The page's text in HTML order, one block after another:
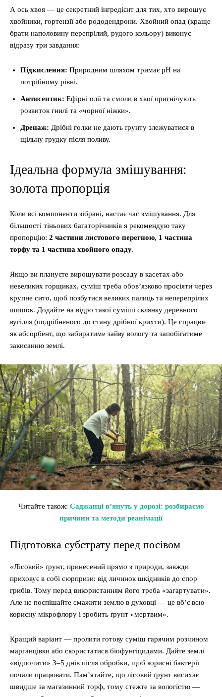
А ось хвоя — це секретний інгредієнт для тих, хто вирощує
хвойники, гортензії або рододендрони. Хвойний опад (краще
брати наполовину перепрілий, рудого кольору) виконує
відразу три завдання:
Підкислення: Природним шляхом тримає pH на
потрібному рівні.
Антисептик: Ефірні олії та смоли в хвої пригнічують
розвиток гнилі та «чорної ніжки».
Дренаж: Дрібні голки не дають ґрунту злежуватися в
щільну грудку після поливу.
Ідеальна формула змішування:
золота пропорція
Коли всі компоненти зібрані, настає час змішування. Для
більшості тіньових багаторічників я рекомендую таку
пропорцію: 2 частини листового перегною, 1 частина
торфу та 1 частина хвойного опаду.
Якщо ви плануєте вирощувати розсаду в касетах або
невеликих горщиках, суміш треба обов’язково просіяти через
крупне сито, щоб позбутися великих палиць та неперепрілих
шишок. Додайте на відро такої суміші склянку деревного
вугілля (подрібненого до стану дрібної крихти). Це спрацює
як абсорбент, що забиратиме зайву вологу та запобігатиме
закисанню землі.
Читайте також: Саджанці в’януть у дорозі: розбираємо
причини та методи реанімації
Підготовка субстрату перед посівом
«Лісовий» ґрунт, принесений прямо з природи, завжди
приховує в собі сюрпризи: від личинок шкідників до спор
грибів. Тому перед використанням його треба «загартувати».
Але не поспішайте смажити землю в духовці — це вб’є всю
корисну мікрофлору і зробить ґрунт «мертвим».
Кращий варіант — пролити готову суміш гарячим розчином
марганцівки або скористатися біофунгіцидами. Дайте землі
«відпочити» 3–5 днів після обробки, щоб корисні бактерії
почали працювати. Пам’ятайте, що лісовий ґрунт висихає
швидше за магазинний торф, тому стежте за вологістю —